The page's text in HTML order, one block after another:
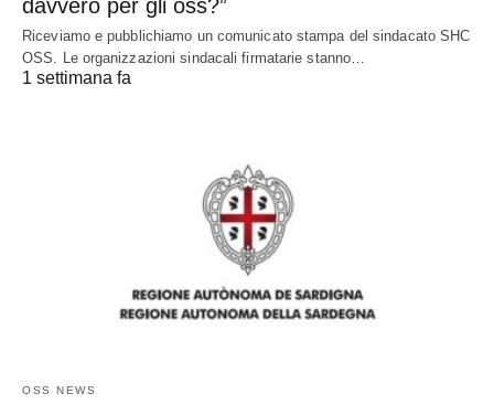
davvero per gli oss?”
Riceviamo e pubblichiamo un comunicato stampa del sindacato SHC
OSS. Le organizzazioni sindacali firmatarie stanno…
1 settimana fa
OSS NEWS